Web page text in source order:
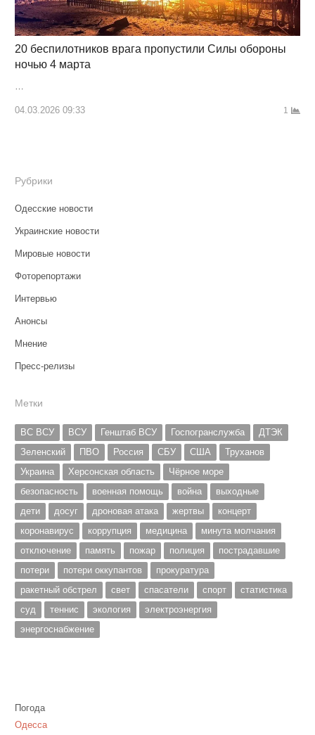
20 беспилотников врага пропустили Силы обороны
ночью 4 марта
04.03.2026 09:33 1
Рубрики
Одесские новости
Украинские новости
Мировые новости
Фоторепортажи
Интервью
Анонсы
Мнение
Пресс-релизы
Метки
ВС ВСУ ВСУ Генштаб ВСУ Госпогранслужба
ДТЭК
Зеленский
ПВО Россия СБУ США
Труханов
Украина
Херсонская область
Чёрное море
безопасность
военная помощь война
выходные
дети
досуг дроновая атака жертвы
концерт
коронавирус
коррупция медицина
минута молчания
отключение
память пожар полиция
пострадавшие
потери
потери оккупантов
прокуратура
ракетный обстрел
свет спасатели спорт
статистика
суд
теннис экология
электроэнергия
энергоснабжение
Погода
Одесса